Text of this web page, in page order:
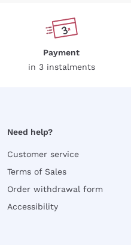
Payment
in 3 instalments
Need help?
Customer service
Terms of Sales
Order withdrawal form
Accessibility